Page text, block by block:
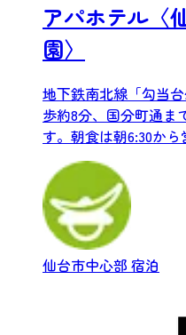
アパホテル〈
園〉
地下鉄南北線「勾当
歩約8分、国分町通ま
す。朝食は朝6:30か
ンセットを提供...
仙台市中心部 宿泊